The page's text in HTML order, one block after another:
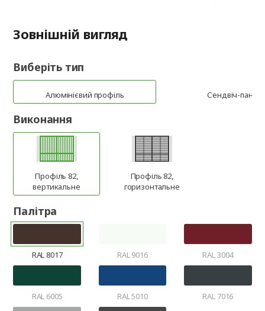
Зовнішній вигляд
Виберіть тип
Алюмінієвий профіль Сендвіч-
Виконання
Профіль 82,
вертикальне
Профіль 82,
горизонтальне
Палітра
RAL 8017 RAL 9016 RAL 3004
RAL 6005 RAL 5010 RAL 7016